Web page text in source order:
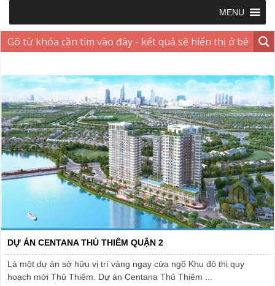
MENU
DỰ ÁN CENTANA THỦ THIÊM QUẬN 2
Là một dự án sở hữu vị trí vàng ngay cửa ngõ Khu đô thị quy
hoạch mới Thủ Thiêm. Dự án Centana Thủ Thiêm ...